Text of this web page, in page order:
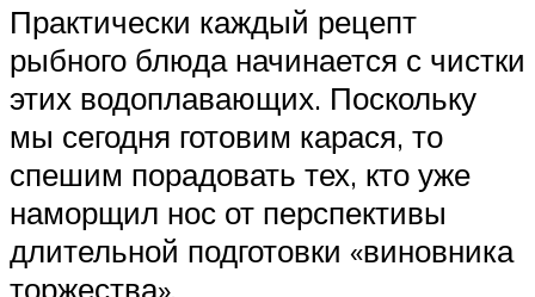
Практически каждый рецепт
рыбного блюда начинается с чистки
этих водоплавающих. Поскольку
мы сегодня готовим карася, то
спешим порадовать тех, кто уже
наморщил нос от перспективы
длительной подготовки «виновника
торжества».